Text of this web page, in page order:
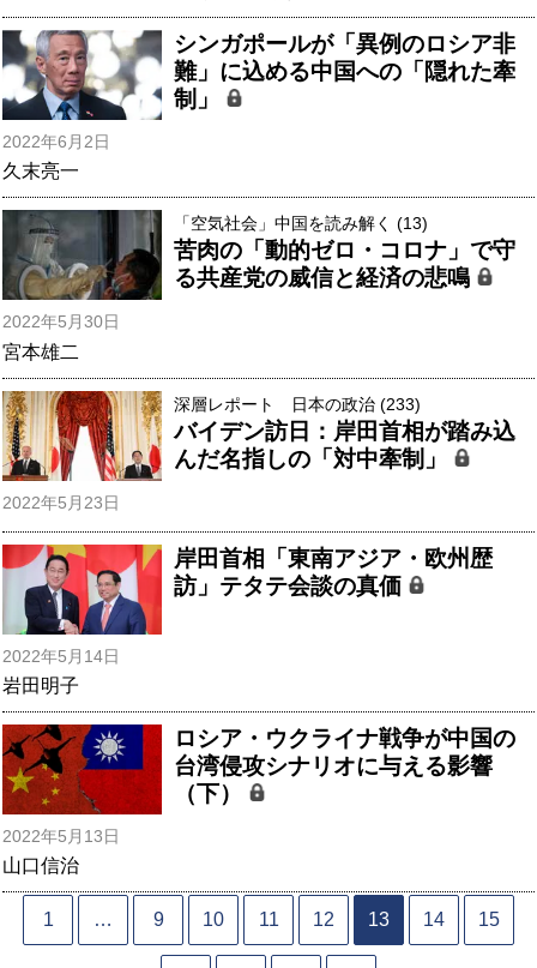
シンガポールが「異例のロシア非
難」に込める中国への「隠れた牽
制」
2022年6月2日
久末亮一
「空気社会」中国を読み解く (13)
苦肉の「動的ゼロ・コロナ」で守
る共産党の威信と経済の悲鳴
2022年5月30日
宮本雄二
深層レポート 日本の政治 (233)
バイデン訪日：岸田首相が踏み込
んだ名指しの「対中牽制」
2022年5月23日
岸田首相「東南アジア・欧州歴
訪」テタテ会談の真価
2022年5月14日
岩田明子
ロシア・ウクライナ戦争が中国の
台湾侵攻シナリオに与える影響
（下）
2022年5月13日
山口信治
1 … 9 10 11 12 13 14 15